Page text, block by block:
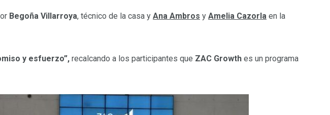
Begoña Villarroya, técnico de la casa y Ana Ambros y Amelia Cazorla en la
y esfuerzo”, recalcando a los participantes que ZAC Growth es un programa